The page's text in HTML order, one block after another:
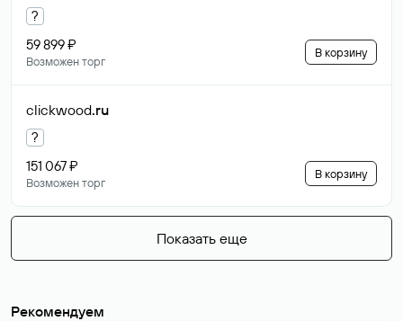
?
59 899 ₽
Возможен торг
В корзину
clickwood.ru
?
151 067 ₽
Возможен торг
В корзину
Показать еще
Рекомендуем